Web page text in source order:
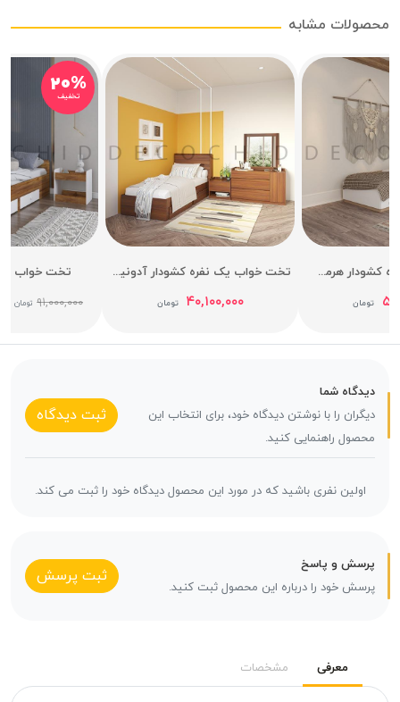
محصولات مشابه
تخت خواب یک نفره کشودار هرمس عرض 90
تومان
تخت خواب یک نفره کشودار آدونیس عرض 90
۴۰,۱۰۰,۰۰۰ تومان
۲۰%
تخفیف
تخت خواب
۹۱,۰۰۰,۰۰۰ تومان
دیدگاه شما
دیگران را با نوشتن دیدگاه خود، برای انتخاب این
محصول راهنمایی کنید.
ثبت دیدگاه
اولین نفری باشید که در مورد این محصول دیدگاه خود را ثبت می کند.
پرسش و پاسخ
پرسش خود را درباره این محصول ثبت کنید.
ثبت پرسش
معرفی مشخصات